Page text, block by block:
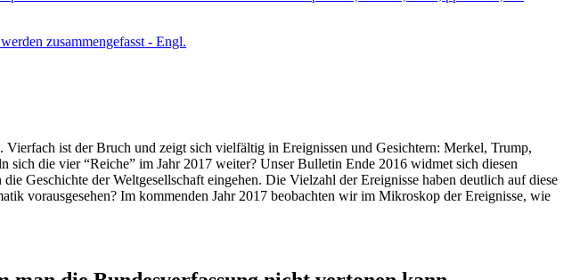
zusammengefasst - Engl.
ist der Bruch und zeigt sich vielfältig in Ereignissen und Gesichtern: Merkel, Trump,
die vier “Reiche” im Jahr 2017 weiter? Unser Bulletin Ende 2016 widmet sich diesen
Geschichte der Weltgesellschaft eingehen. Die Vielzahl der Ereignisse haben deutlich auf diese
vorausgesehen? Im kommenden Jahr 2017 beobachten wir im Mikroskop der Ereignisse, wie